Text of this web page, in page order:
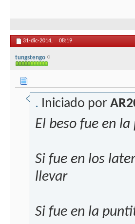
31-dic-2014, 08:19
tungstengo
. Iniciado por
El beso fue en
Si fue en los
llevar
Si fue en la